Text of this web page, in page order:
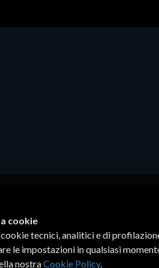
HW
VIRT
cookie
tecnici, analitici e di
le impostazioni in qualsiasi
nostraCookie Policy.